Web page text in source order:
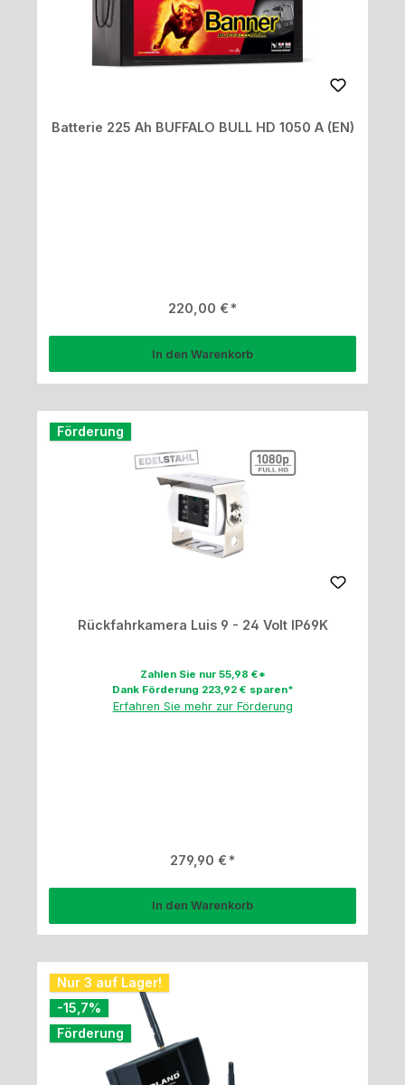
Batterie 225 Ah BUFFALO BULL HD 1050 A (EN)
Regulärer Preis:
220,00 €
In den Warenkorb
Förderung
Rückfahrkamera Luis 9 - 24 Volt IP69K
Zahlen Sie nur 55,98 €*
Dank Förderung 223,92 € sparen*
Erfahren Sie mehr zur Förderung
Regulärer Preis:
279,90 €
In den Warenkorb
Nur 3 auf Lager!
-15,7%
Förderung